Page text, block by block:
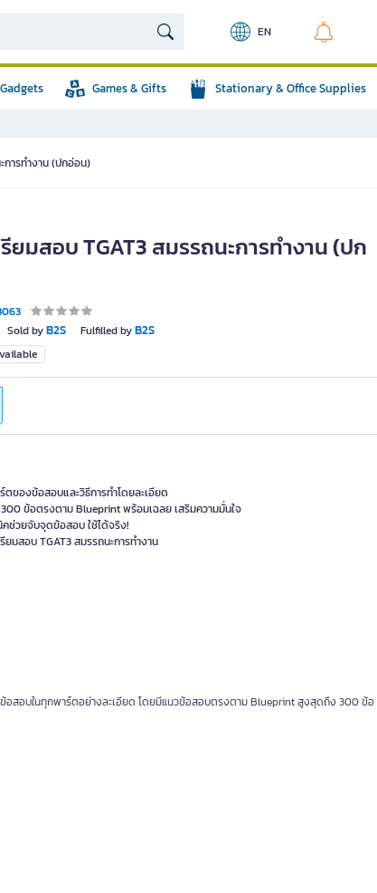
EN
Games & Gifts Stationary & Office Supplies
การทำงาน (ปกอ่อน)
ยมสอบ TGAT3 สมรรถนะการทำงาน (ปก
Sold byB2S Fulfilled byB2S
ของข้อสอบและวิธีการทำโดยละเอียด
ข้อตรงตาม Blueprint พร้อมเฉลย เสริมความมั่นใจ
ช่วยจับจุดข้อสอบ ใช้ได้จริง!
ยมสอบ TGAT3 สมรรถนะการทำงาน
ข้อสอบในทุกพาร์ตอย่างละเอียด โดยมีแนวข้อสอบตรงตาม Blueprint สูงสุดถึง 300 ข้อ